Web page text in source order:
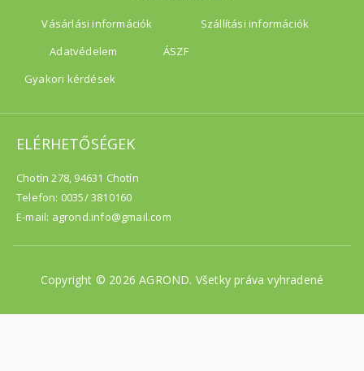
Vásárlási információk
Szállítási információk
Adatvédelem
ÁSZF
Gyakori kérdések
ELÉRHETŐSÉGEK
Chotín 278, 94631 Chotín
Telefon: 0035/ 3810160
E-mail: agrond.info@gmail.com
Copyright © 2026 AGROND. Všetky práva vyhradené